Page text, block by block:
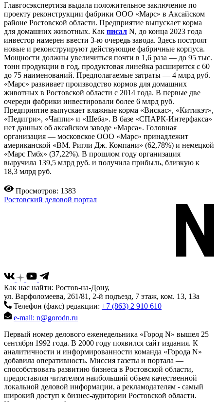
Главгосэкспертиза выдала положительное заключение по
проекту реконструкции фабрики ООО «Марс» в Аксайском
районе Ростовской области. Предприятие выпускает корма
для домашних животных. Как писал N, до конца 2023 года
инвестор намерен ввести 3-ю очередь завода. Здесь построят
новые и реконструируют действующие фабричные корпуса.
Мощности должны увеличиться почти в 1,6 раза — до 95 тыс.
тонн продукции в год, продуктовая линейка расширится с 60
до 75 наименований. Предполагаемые затраты — 4 млрд руб.
«Марс» развивает производство кормов для домашних
животных в Ростовской области с 2014 года. В первые две
очереди фабрики инвестировали более 6 млрд руб.
Предприятие выпускает влажные корма «Вискас», «Китикэт»,
«Педигри», «Чаппи» и «Шеба». В базе «СПАРК-Интерфакса»
нет данных об аксайском заводе «Марса». Головная
организация — московское ООО «Марс» принадлежит
американской «ВМ. Ригли Дж. Компани» (62,78%) и немецкой
«Марс Гмбх» (37,22%). В прошлом году организация
выручила 139,5 млрд руб. и получила прибыль, близкую к
18,3 млрд руб.
Просмотров: 1383
Ростовский деловой портал
Как нас найти: Ростов-на-Дону,
ул. Варфоломеева, 261/81, 2-й подъезд, 7 этаж, ком. 13, 13а
Телефон (факс) редакции: +7 (863) 2 910 610
e-mail: n@gorodn.ru
Первый номер делового еженедельника «Город N» вышел 25
сентября 1992 года. В 2000 году появился сайт издания. К
аналитичности и информированности команда «Города N»
добавила оперативность. Миссия газеты и портала —
способствовать развитию бизнеса в Ростовской области,
предоставляя читателям наибольший объем качественной
локальной деловой информации, а рекламодателям - самый
широкий доступ к бизнес-аудитории Ростовской области.